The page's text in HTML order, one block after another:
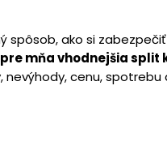
spôsob, ako si
mňa vhodnejšia
cenu, spotrebu